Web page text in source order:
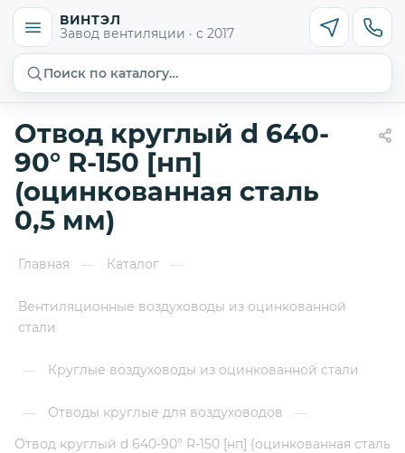
ВИНТЭЛ
Завод вентиляции · с 2017
Поиск по каталогу…
Отвод круглый d 640-
90° R-150 [нп]
(оцинкованная сталь
0,5 мм)
Главная — Каталог —
Вентиляционные воздуховоды из оцинкованной
стали
— Круглые воздуховоды из оцинкованной стали
— Отводы круглые для воздуховодов
—
Отвод круглый d 640-90° R-150 [нп] (оцинкованная сталь